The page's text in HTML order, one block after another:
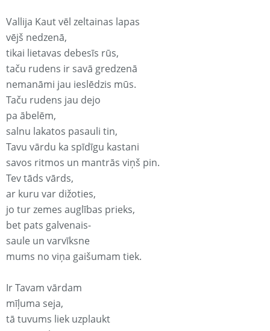
Vallija Kaut vēl zeltainas lapas
vējš nedzenā,
tikai lietavas debesīs rūs,
taču rudens ir savā gredzenā
nemanāmi jau ieslēdzis mūs.
Taču rudens jau dejo
pa ābelēm,
salnu lakatos pasauli tin,
Tavu vārdu ka spīdīgu kastani
savos ritmos un mantrās viņš pin.
Tev tāds vārds,
ar kuru var dižoties,
jo tur zemes auglības prieks,
bet pats galvenais-
saule un varvīksne
mums no viņa gaišumam tiek.
Ir Tavam vārdam
mīļuma seja,
tā tuvums liek uzplaukt